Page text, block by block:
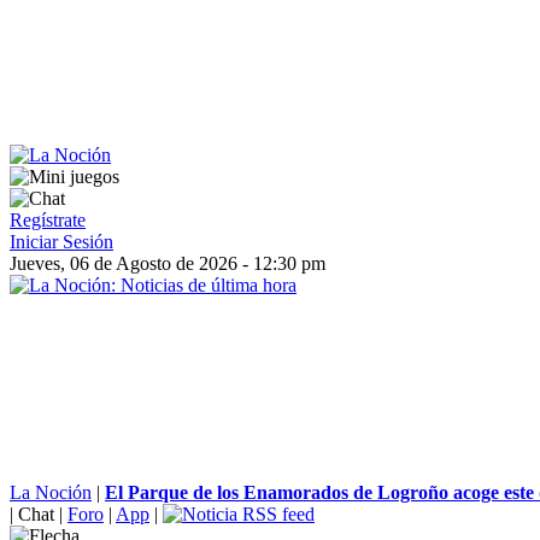
Regístrate
Iniciar Sesión
Jueves, 06 de Agosto de 2026 - 12:30 pm
La Noción | El Parque de los Enamorados de Logroño acoge
| Chat | Foro | App |